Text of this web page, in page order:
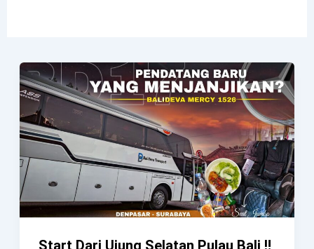
Start Dari Ujung Selatan Pulau Bali ‼️